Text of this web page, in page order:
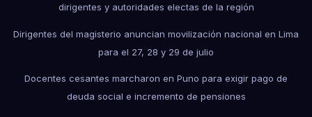
dirigentes y autoridades electas de la región
Dirigentes del magisterio anuncian movilización nacional en Lima
para el 27, 28 y 29 de julio
Docentes cesantes marcharon en Puno para exigir pago de
deuda social e incremento de pensiones